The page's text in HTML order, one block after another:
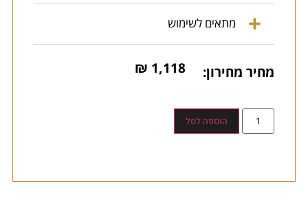
מתאים לשימוש
מחיר מחירון: ₪ 1,118
הוספה לסל